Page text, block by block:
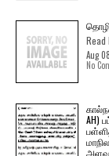
Read
Aug
No
AH)